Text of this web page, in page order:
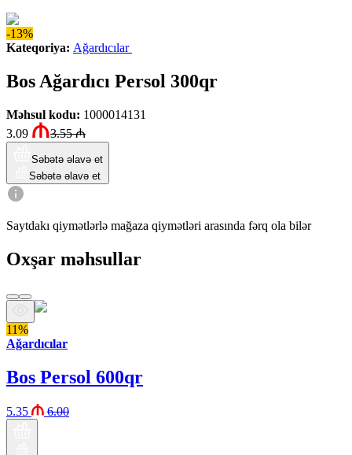
-13%
Kateqoriya: Ağardıcılar
Bos Ağardıcı Persol 300qr
Məhsul kodu: 1000014131
3.09
3.55₼
Səbətə əlavə et
Səbətə əlavə et
Saytdakı qiymətlərlə mağaza qiymətləri arasında fərq ola bilər
Oxşar məhsullar
11%
Ağardıcılar
Bos Persol 600qr
5.35 6.00